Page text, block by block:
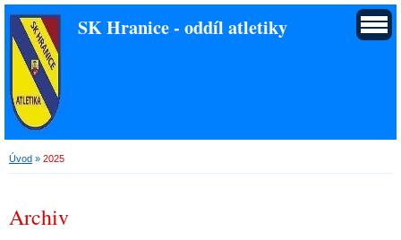
SK Hranice - oddíl atletiky
Úvod » 2025
Archiv